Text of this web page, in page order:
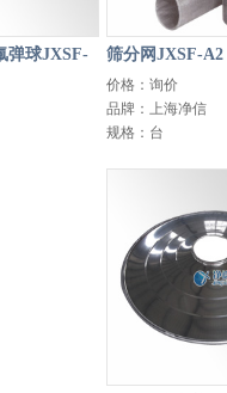
弹球JXSF-
筛分网JXSF-A2
价格：询价
品牌：上海净信
规格：台